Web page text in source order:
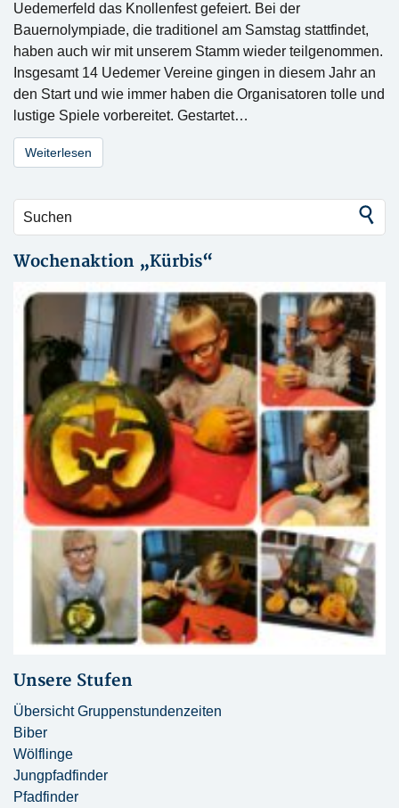
Uedemerfeld das Knollenfest gefeiert. Bei der
Bauernolympiade, die traditionel am Samstag stattfindet,
haben auch wir mit unserem Stamm wieder teilgenommen.
Insgesamt 14 Uedemer Vereine gingen in diesem Jahr an
den Start und wie immer haben die Organisatoren tolle und
lustige Spiele vorbereitet. Gestartet…
Weiterlesen
Wochenaktion „Kürbis“
Unsere Stufen
Übersicht Gruppenstundenzeiten
Biber
Wölflinge
Jungpfadfinder
Pfadfinder